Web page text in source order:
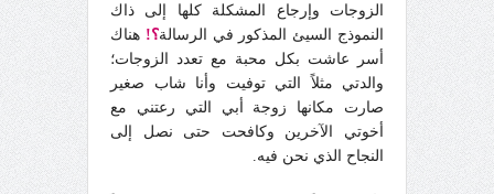
الزوجات وإرجاع المشكلة كلها إلى ذاك
النموذج السيئ المذكور في الرسالة؟! هناك
أسر عاشت بكل محبة مع تعدد الزوجات؛
والدتي مثلاً التي توفيت وأنا شاب صغير
صارت مكانها زوجة أبي التي رعتني مع
أخوتي الآخرين وكافحت حتى نصل إلى
النجاح الذي نحن فيه.